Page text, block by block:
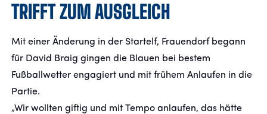
TRIFFT ZUM AUSGLEICH
Mit einer Änderung in der Startelf, Frauendorf begann
für David Braig gingen die Blauen bei bestem
Fußballwetter engagiert und mit frühem Anlaufen in die
Partie.
„Wir wollten giftig und mit Tempo anlaufen, das hätte